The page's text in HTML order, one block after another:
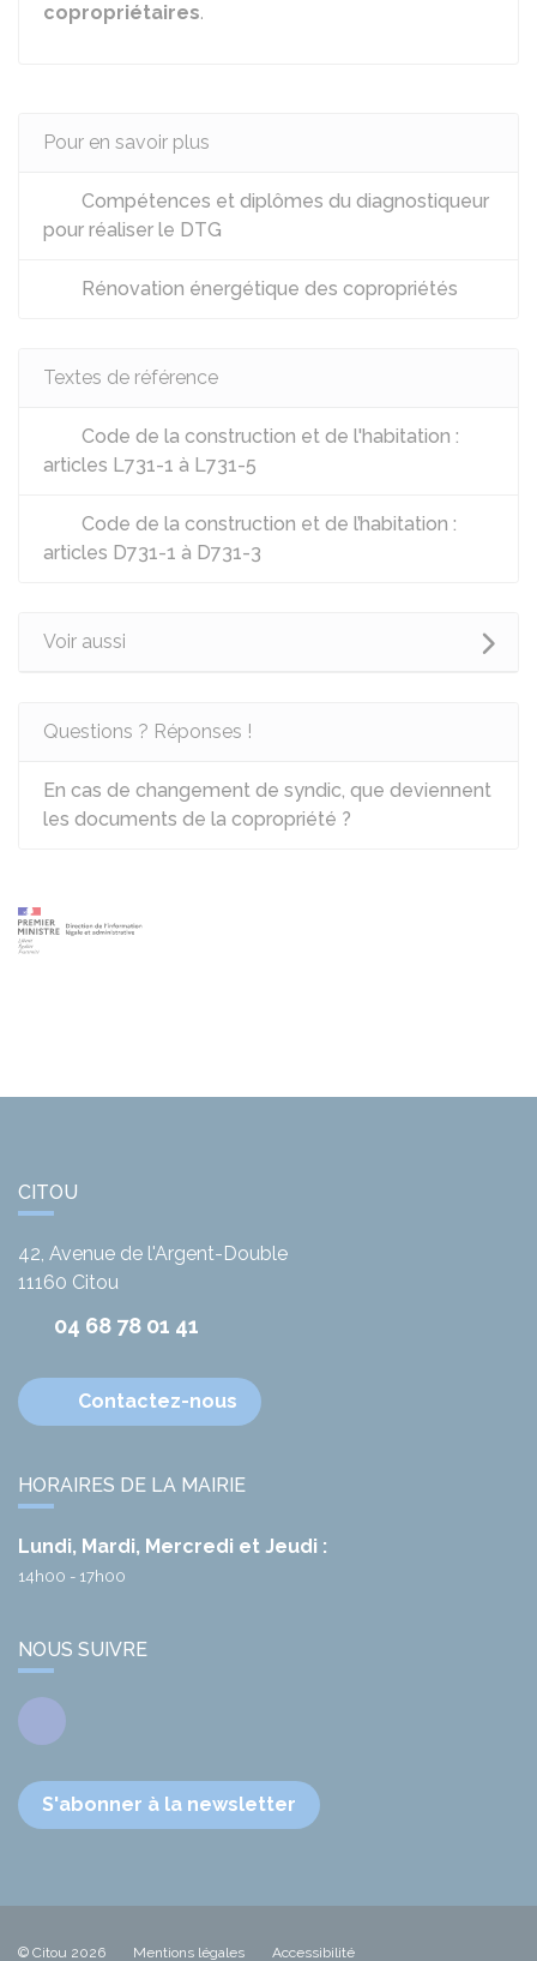
copropriétaires.
Pour en savoir plus
Compétences et diplômes du diagnostiqueur
pour réaliser le DTG
Rénovation énergétique des copropriétés
Textes de référence
Code de la construction et de l'habitation :
articles L731-1 à L731-5
Code de la construction et de l’habitation :
articles D731-1 à D731-3
Voir aussi
Questions ? Réponses !
En cas de changement de syndic, que deviennent
les documents de la copropriété ?
CITOU
42, Avenue de l'Argent-Double
11160 Citou
04 68 78 01 41
Contactez-nous
HORAIRES DE LA MAIRIE
Lundi, Mardi, Mercredi et Jeudi :
14h00 - 17h00
NOUS SUIVRE
Facebook
S'abonner à la newsletter
© Citou 2026 Mentions légales Accessibilité